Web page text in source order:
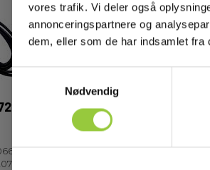
vores trafik. Vi deler også
annonceringspartnere og
dem, eller som de har indsamlet fra
Samtykkevalg
Nødvendig
sort ledning